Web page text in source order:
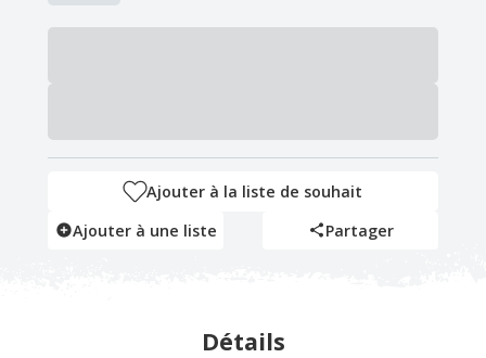
Ajouter à la liste de souhait
Ajouter à une liste
Partager
Détails